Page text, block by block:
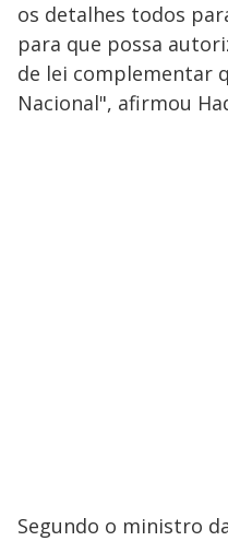
os detalhes todos
para que possa
de lei complementar
Nacional", afirmou
Segundo o ministro